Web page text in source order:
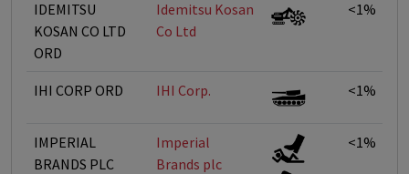
IDEMITSU
KOSAN CO LTD
ORD
Idemitsu Kosan
Co Ltd
<1%
IHI CORP ORD IHI Corp. <1%
IMPERIAL
BRANDS PLC
Imperial
Brands plc
<1%